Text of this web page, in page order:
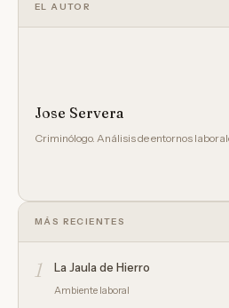
EL AUTOR
Jose Servera
Criminólogo. Análisis de entornos
MÁS RECIENTES
1 La Jaula de Hierro
Ambiente laboral